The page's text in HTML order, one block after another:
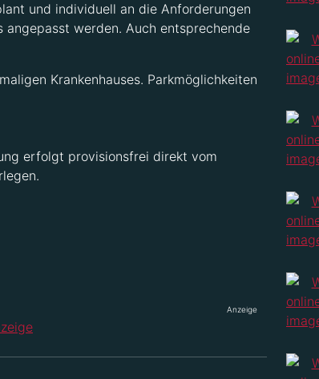
und individuell an die Anforderungen
werden. Auch entsprechende
Krankenhauses. Parkmöglichkeiten
erfolgt provisionsfrei direkt vom
Anzeige